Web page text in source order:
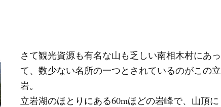
さて観光資源も有名な山も乏しい南相木村にあっ
て、数少ない名所の一つとされているのがこの立
岩。
立岩湖のほとりにある60mほどの岩峰で、山頂に